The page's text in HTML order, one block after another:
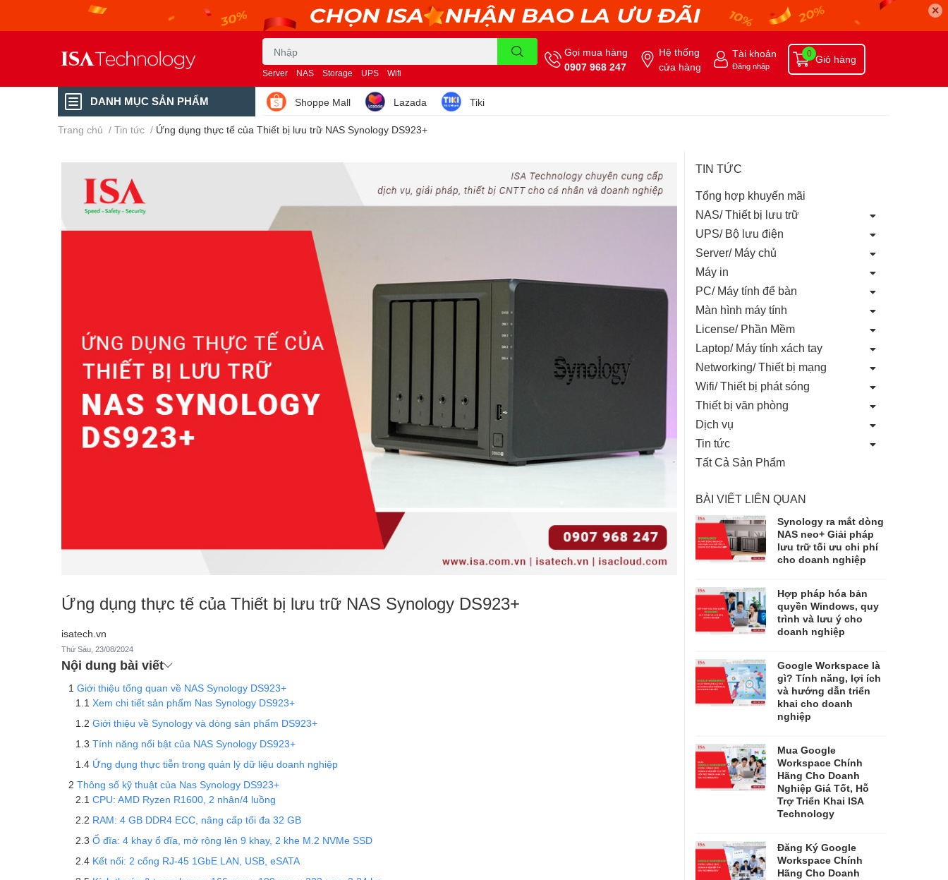
✕
Server NAS Storage UPS Wifi
Gọi mua hàng
0907 968 247
Hệ thống
cửa hàng
Tài khoản
Đăng nhập
Giỏ hàng
0
DANH MỤC SẢN PHẨM Shoppe Mall Lazada Tiki
Trang chủ / Tin tức / Ứng dụng thực tế của Thiết bị lưu trữ NAS Synology DS923+
Ứng dụng thực tế của Thiết bị lưu trữ NAS Synology DS923+
isatech.vn
Thứ Sáu, 23/08/2024
Nội dung bài viết
Giới thiệu tổng quan về NAS Synology DS923+
Xem chi tiết sản phẩm Nas Synology DS923+
Giới thiệu về Synology và dòng sản phẩm DS923+
Tính năng nổi bật của NAS Synology DS923+
Ứng dụng thực tiễn trong quản lý dữ liệu doanh nghiệp
Thông số kỹ thuật của Nas Synology DS923+
CPU: AMD Ryzen R1600, 2 nhân/4 luồng
RAM: 4 GB DDR4 ECC, nâng cấp tối đa 32 GB
Ổ đĩa: 4 khay ổ đĩa, mở rộng lên 9 khay, 2 khe M.2 NVMe SSD
Kết nối: 2 cổng RJ-45 1GbE LAN, USB, eSATA
TIN TỨC
Tổng hợp khuyến mãi
NAS/ Thiết bị lưu trữ
UPS/ Bộ lưu điện
Server/ Máy chủ
Máy in
PC/ Máy tính để bàn
Màn hình máy tính
License/ Phần Mềm
Laptop/ Máy tính xách tay
Networking/ Thiết bị mạng
Wifi/ Thiết bị phát sóng
Thiết bị văn phòng
Dịch vụ
Tin tức
Tất Cả Sản Phẩm
BÀI VIẾT LIÊN QUAN
Synology ra mắt dòng
NAS neo+ Giải pháp
lưu trữ tối ưu chi phí
cho doanh nghiệp
Hợp pháp hóa bản
quyền Windows, quy
trình và lưu ý cho
doanh nghiệp
Google Workspace là
gì? Tính năng, lợi ích
và hướng dẫn triển
khai cho doanh
nghiệp
Mua Google
Workspace Chính
Hãng Cho Doanh
Nghiệp Giá Tốt, Hỗ
Trợ Triển Khai ISA
Technology
Đăng Ký Google
Workspace Chính
Hãng Cho Doanh